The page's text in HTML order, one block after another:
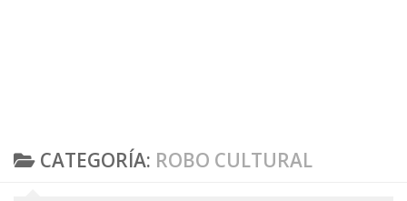
CATEGORÍA: ROBO CULTURAL